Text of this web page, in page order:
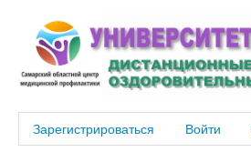
Зарегистрироваться Войти